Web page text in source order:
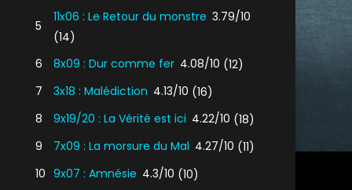
5
11x06 : Le Retour du monstre 3.79/10
(14)
6
8x09 : Dur comme fer 4.08/10 (12)
7
3x18 : Malédiction 4.13/10 (16)
8
9x19/20 : La Vérité est ici 4.22/10 (18)
9
7x09 : La morsure du Mal 4.27/10 (11)
10 9x07 : Amnésie 4.3/10 (10)